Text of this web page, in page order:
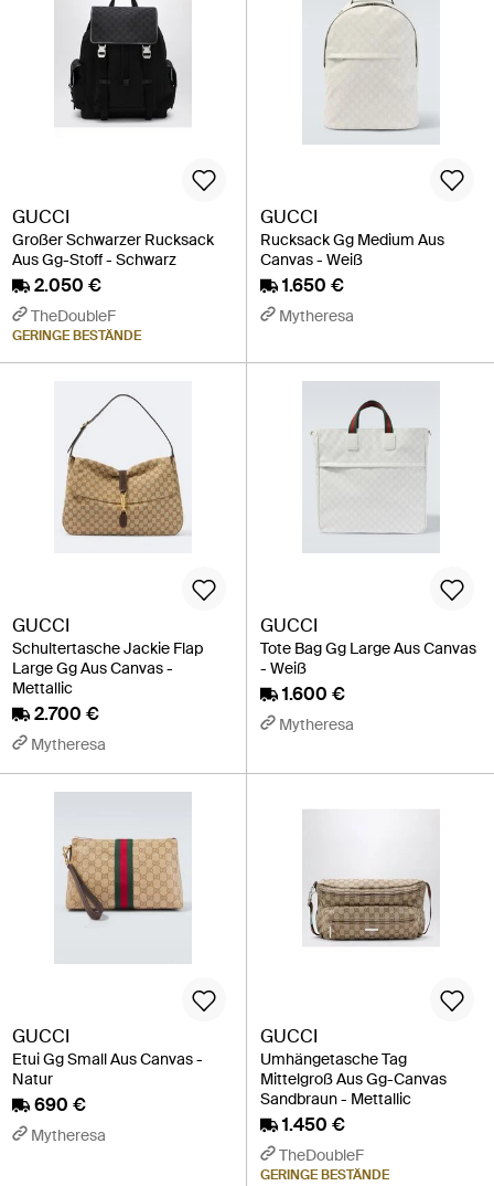
GUCCI
Großer Schwarzer Rucksack
Aus Gg-Stoff - Schwarz
2.050 €
TheDoubleF
GERINGE BESTÄNDE
GUCCI
Rucksack Gg Medium Aus
Canvas - Weiß
1.650 €
Mytheresa
GUCCI
Schultertasche Jackie Flap
Large Gg Aus Canvas -
Mettallic
2.700 €
Mytheresa
GUCCI
Tote Bag Gg Large Aus Canvas
- Weiß
1.600 €
Mytheresa
GUCCI
Etui Gg Small Aus Canvas -
Natur
690 €
Mytheresa
GUCCI
Umhängetasche Tag
Mittelgroß Aus Gg-Canvas
Sandbraun - Mettallic
1.450 €
TheDoubleF
GERINGE BESTÄNDE